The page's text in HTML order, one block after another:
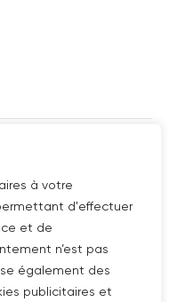
à votre
d'effectuer
et de
n’est pas
également des
publicitaires et